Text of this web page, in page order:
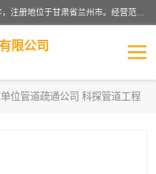
甘肃科探管道工程有限公司成立于2019年，注册地位于甘肃省兰州市。经营范围包括管道安装、清洗、疏通、维修、检测，防水工程，工程钻孔，化粪池清理，暖气安装，给排水管道安装维修，室内外管道如消防、供水、供热管道漏水检测定位，室内外防水堵漏等。
限公司
位管道疏通公司 科探管道工程